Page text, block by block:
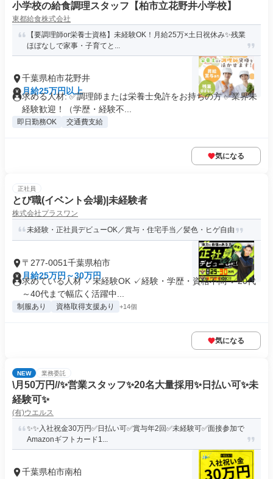
小学校の給食調理スタッフ【柏市立花野井小学校】
東都給食株式会社
【要調理師or栄養士資格】未経験OK！月給25万×土日祝休み✨残業
ほぼなしで家事・子育てと...
千葉県柏市花野井
月給25万円以上
求める人材: ✅調理師または栄養士免許をお持ちの方 ✅業界未
経験歓迎！（学歴・経験不...
即日勤務OK 交通費支給
気になる
正社員
とび職(イベント会場)|未経験者
株式会社プラスワン
未経験・正社員デビューOK／賞与・住宅手当／髪色・ヒゲ自由
〒277-0051千葉県柏市
月給25万円～30万円
求めている人材 ✓未経験OK ✓経験・学歴・資格不問 ✓20代
～40代まで幅広く活躍中...
制服あり 資格取得支援あり +14個
気になる
NEW 業務委託
\月50万円//✨営業スタッフ✨20名大量採用✨日払い可✨未
経験可✨
(有)ウエルス
✨✨入社祝金30万円✅日払い可✅賞与年2回✅未経験可✅面接参加で
Amazonギフトカード1...
千葉県柏市南柏